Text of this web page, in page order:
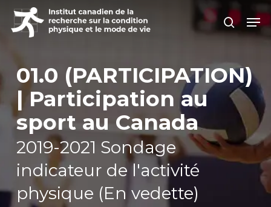
Skip
content
search
01.0 (PARTICIPATION)
| Participation au
sport au Canada
2019-2021 Sondage
indicateur de l'activité
physique (En vedette)
Close